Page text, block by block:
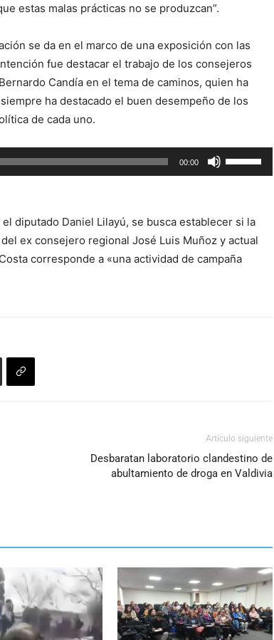
el
volumen.
estas malas prácticas no se produzcan”.
se da en el marco de una exposición con las
fue destacar el trabajo de los consejeros
Candía en el tema de caminos, quien ha
ha destacado el buen desempeño de los
de cada uno.
00:00
las
flecha
arriba/abajo
para
diputado Daniel Lilayú, se busca establecer si la
ex consejero regional José Luis Muñoz y actual
corresponde a «una actividad de campaña
Artículo siguiente
Desbaratan laboratorio clandestino de
abultamiento de droga en Valdivia